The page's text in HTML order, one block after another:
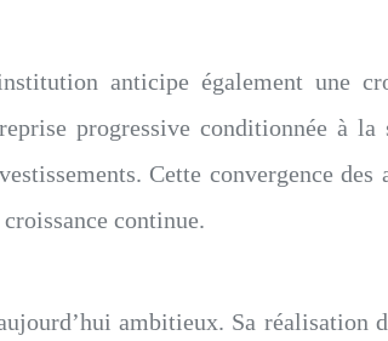
anticipe également une
progressive conditionnée à la
Cette convergence des
continue.
ambitieux. Sa réalisation